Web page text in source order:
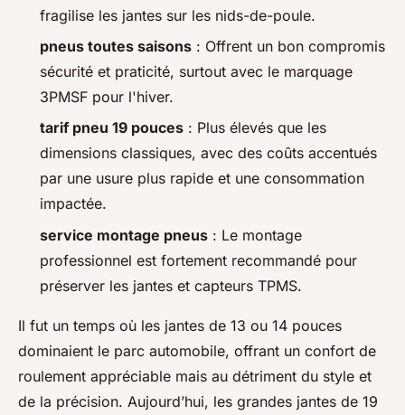
fragilise les jantes sur les nids-de-poule.
pneus toutes saisons : Offrent un bon compromis
sécurité et praticité, surtout avec le marquage
3PMSF pour l'hiver.
tarif pneu 19 pouces : Plus élevés que les
dimensions classiques, avec des coûts accentués
par une usure plus rapide et une consommation
impactée.
service montage pneus : Le montage
professionnel est fortement recommandé pour
préserver les jantes et capteurs TPMS.
Il fut un temps où les jantes de 13 ou 14 pouces
dominaient le parc automobile, offrant un confort de
roulement appréciable mais au détriment du style et
de la précision. Aujourd’hui, les grandes jantes de 19